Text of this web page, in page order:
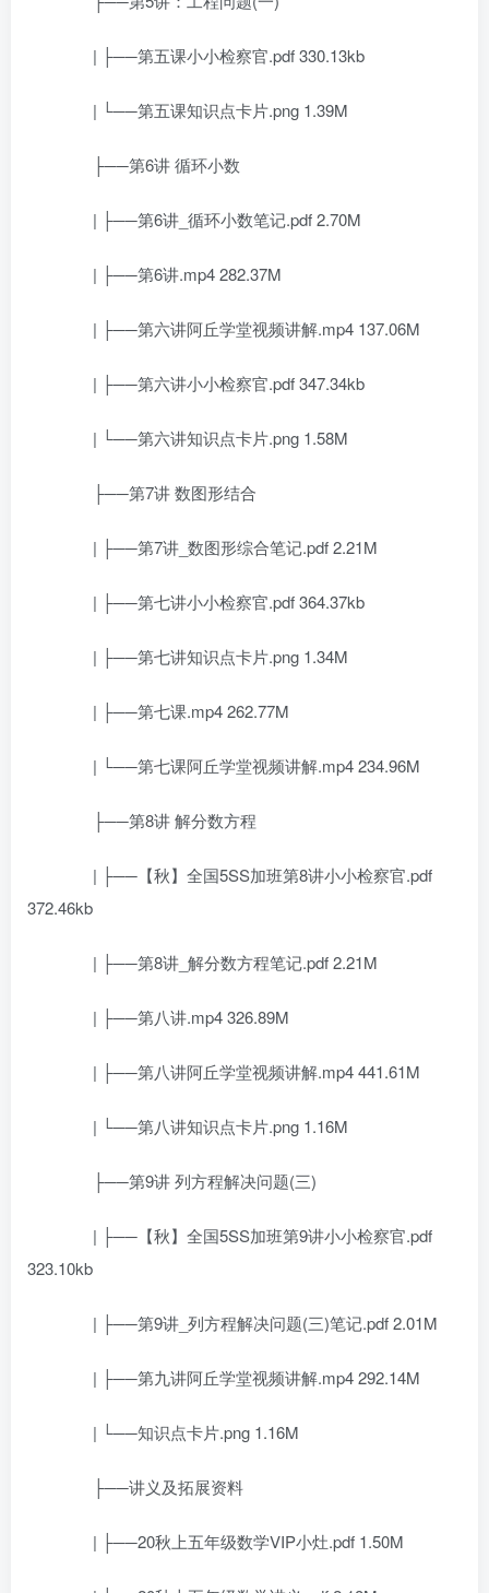
| ├──第五课小小检察官.pdf 330.13kb
| └──第五课知识点卡片.png 1.39M
├──第6讲 循环小数
| ├──第6讲_循环小数笔记.pdf 2.70M
| ├──第6讲.mp4 282.37M
| ├──第六讲阿丘学堂视频讲解.mp4 137.06M
| ├──第六讲小小检察官.pdf 347.34kb
| └──第六讲知识点卡片.png 1.58M
├──第7讲 数图形结合
| ├──第7讲_数图形综合笔记.pdf 2.21M
| ├──第七讲小小检察官.pdf 364.37kb
| ├──第七讲知识点卡片.png 1.34M
| ├──第七课.mp4 262.77M
| └──第七课阿丘学堂视频讲解.mp4 234.96M
├──第8讲 解分数方程
| ├──【秋】全国5SS加班第8讲小小检察官.pdf
372.46kb
| ├──第8讲_解分数方程笔记.pdf 2.21M
| ├──第八讲.mp4 326.89M
| ├──第八讲阿丘学堂视频讲解.mp4 441.61M
| └──第八讲知识点卡片.png 1.16M
├──第9讲 列方程解决问题(三)
| ├──【秋】全国5SS加班第9讲小小检察官.pdf
323.10kb
| ├──第9讲_列方程解决问题(三)笔记.pdf 2.01M
| ├──第九讲阿丘学堂视频讲解.mp4 292.14M
| └──知识点卡片.png 1.16M
├──讲义及拓展资料
| ├──20秋上五年级数学VIP小灶.pdf 1.50M